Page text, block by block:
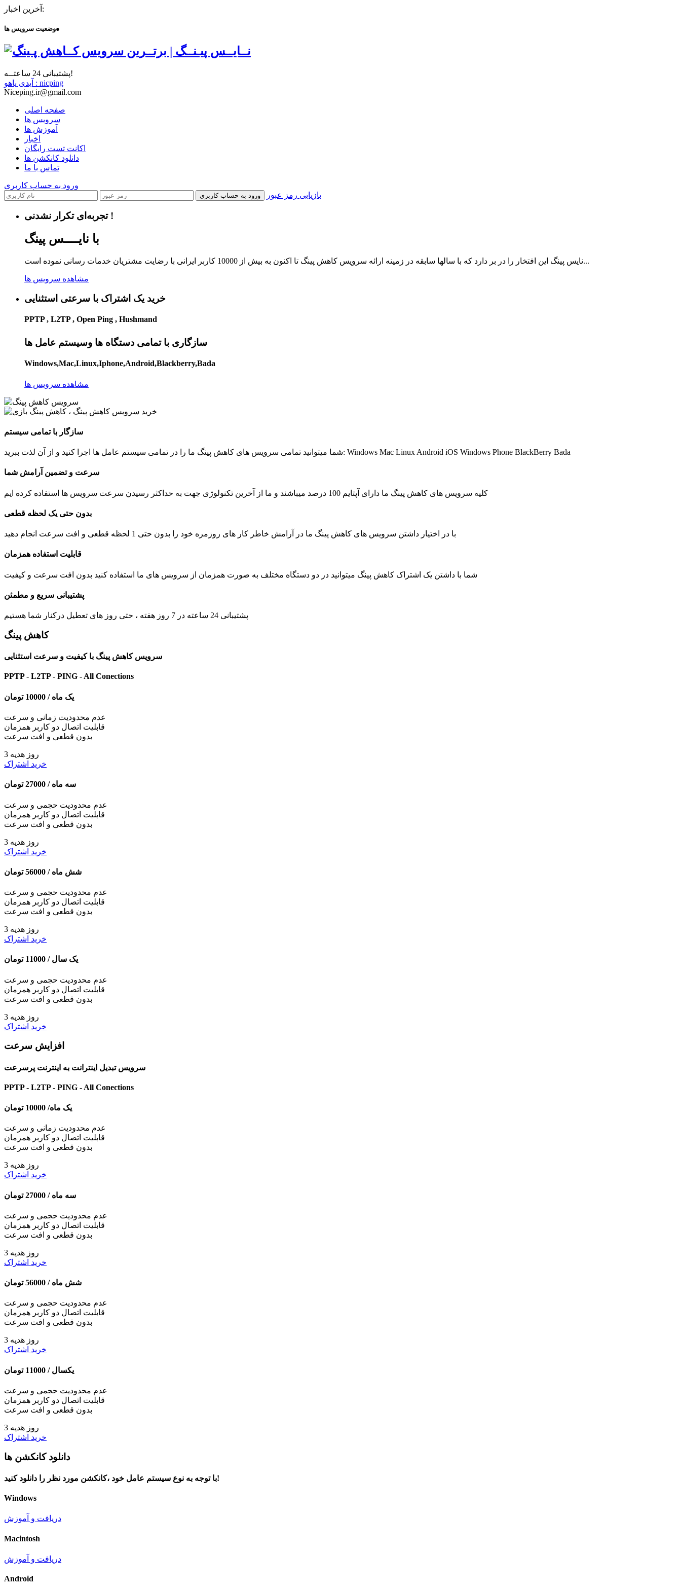
آخرین اخبار:
وضعیت سرویس ها●
پشتیبانی 24 ساعتــه!
آیدی یاهو : nicping
Niceping.ir@gmail.com
صفحه اصلی
سرویس ها
آموزش ها
اخبار
اکانت تست رایگان
دانلود کانکشن ها
تماس با ما
ورود به حساب کاربری
ورود به حساب کاربری بازیابی رمز عبور
تجربه‌ای تکرار نشدنی !
با نایــــس پینگ
نایس پینگ این افتخار را در بر دارد که با سالها سابقه در زمینه ارائه سرویس کاهش پینگ تا اکنون به بیش از 10000 کاربر ایرانی با رضایت مشتریان خدمات رسانی نموده است...
مشاهده سرویس ها
خرید یک اشتراک با سرعتی استثنایی
PPTP , L2TP , Open Ping , Hushmand
سازگاری با تمامی دستگاه ها وسیستم عامل ها
Windows,Mac,Linux,Iphone,Android,Blackberry,Bada
مشاهده سرویس ها
سازگار با تمامی سیستم
شما میتوانید تمامی سرویس های کاهش پینگ ما را در تمامی سیستم عامل ها اجرا کنید و از آن لذت ببرید: Windows Mac Linux Android iOS Windows Phone BlackBerry Bada
سرعت و تضمین آرامش شما
کلیه سرویس های کاهش پینگ ما دارای آپتایم 100 درصد میباشند و ما از آخرین تکنولوژی جهت به حداکثر رسیدن سرعت سرویس ها استفاده کرده ایم
بدون حتی یک لحظه قطعی
با در اختیار داشتن سرویس های کاهش پینگ ما در آرامش خاطر کار های روزمره خود را بدون حتی 1 لحظه قطعی و افت سرعت انجام دهید
قابلیت استفاده همزمان
شما با داشتن یک اشتراک کاهش پینگ میتوانید در دو دستگاه مختلف به صورت همزمان از سرویس های ما استفاده کنید بدون افت سرعت و کیفیت
پشتیبانی سریع و مطمئن
پشتیبانی 24 ساعته در 7 روز هفته ، حتی روز های تعطیل درکنار شما هستیم
کاهش پینگ
سرویس کاهش پینگ با کیفیت و سرعت استثنایی
PPTP - L2TP - PING - All Conections
یک ماه / 10000 تومان
عدم محدودیت زمانی و سرعت
قابلیت اتصال دو کاربر همزمان
بدون قطعی و افت سرعت
3 روز هدیه
خرید اشتراک
سه ماه / 27000 تومان
عدم محدودیت حجمی و سرعت
قابلیت اتصال دو کاربر همزمان
بدون قطعی و افت سرعت
3 روز هدیه
خرید اشتراک
شش ماه / 56000 تومان
عدم محدودیت حجمی و سرعت
قابلیت اتصال دو کاربر همزمان
بدون قطعی و افت سرعت
3 روز هدیه
خرید اشتراک
یک سال / 11000 تومان
عدم محدودیت حجمی و سرعت
قابلیت اتصال دو کاربر همزمان
بدون قطعی و افت سرعت
3 روز هدیه
خرید اشتراک
افزایش سرعت
سرویس تبدیل اینترانت به اینترنت پرسرعت
PPTP - L2TP - PING - All Conections
یک ماه/ 10000 تومان
عدم محدودیت زمانی و سرعت
قابلیت اتصال دو کاربر همزمان
بدون قطعی و افت سرعت
3 روز هدیه
خرید اشتراک
سه ماه / 27000 تومان
عدم محدودیت حجمی و سرعت
قابلیت اتصال دو کاربر همزمان
بدون قطعی و افت سرعت
3 روز هدیه
خرید اشتراک
شش ماه / 56000 تومان
عدم محدودیت حجمی و سرعت
قابلیت اتصال دو کاربر همزمان
بدون قطعی و افت سرعت
3 روز هدیه
خرید اشتراک
یکسال / 11000 تومان
عدم محدودیت حجمی و سرعت
قابلیت اتصال دو کاربر همزمان
بدون قطعی و افت سرعت
3 روز هدیه
خرید اشتراک
دانلود کانکشن ها
با توجه به نوع سیستم عامل خود ،کانکشن مورد نظر را دانلود کنید!
Windows
دریافت و آموزش
Macintosh
دریافت و آموزش
Android